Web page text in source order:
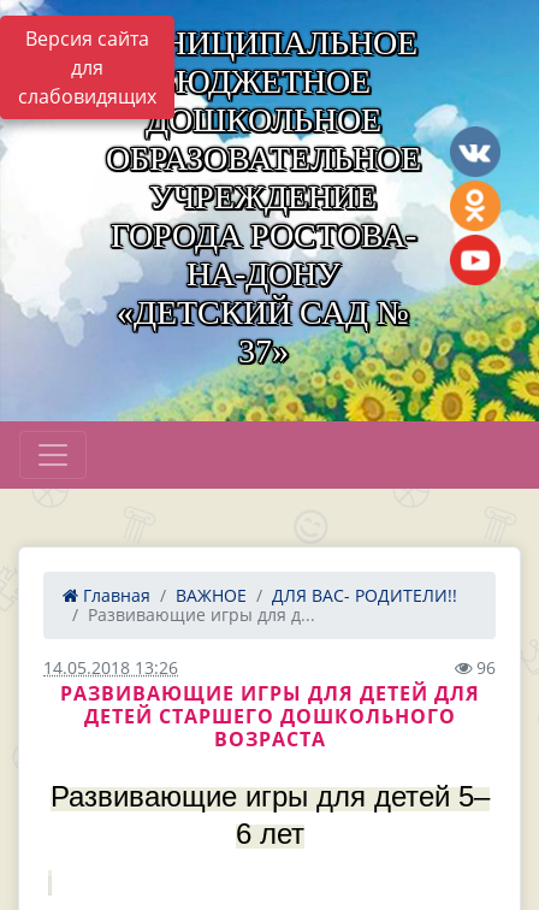
Версия сайта
для
слабовидящих
МУНИЦИПАЛЬНОЕ
БЮДЖЕТНОЕ
ДОШКОЛЬНОЕ
ОБРАЗОВАТЕЛЬНОЕ
УЧРЕЖДЕНИЕ
ГОРОДА РОСТОВА-
НА-ДОНУ
«ДЕТСКИЙ САД №
37»
Главная ВАЖНОЕ
ДЛЯ ВАС- РОДИТЕЛИ!!
Развивающие игры для д...
14.05.2018 13:26 96
РАЗВИВАЮЩИЕ ИГРЫ ДЛЯ ДЕТЕЙ ДЛЯ
ДЕТЕЙ СТАРШЕГО ДОШКОЛЬНОГО
ВОЗРАСТА
Развивающие игры для детей 5–
6 лет